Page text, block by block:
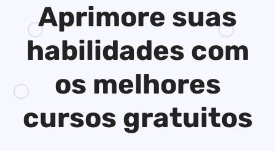
Aprimore suas
habilidades com
os melhores
cursos gratuitos